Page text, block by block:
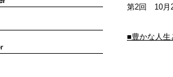
第2回 10月
■豊かな人生